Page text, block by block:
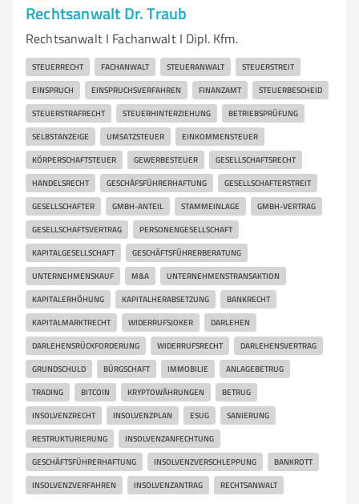
Rechtsanwalt Dr. Traub
Rechtsanwalt I Fachanwalt I Dipl. Kfm.
STEUERRECHT FACHANWALT STEUERANWALT STEUERSTREIT
EINSPRUCH EINSPRUCHSVERFAHREN FINANZAMT STEUERBESCHEID
STEUERSTRAFRECHT STEUERHINTERZIEHUNG BETRIEBSPRÜFUNG
SELBSTANZEIGE UMSATZSTEUER EINKOMMENSTEUER
KÖRPERSCHAFTSTEUER GEWERBESTEUER GESELLSCHAFTSRECHT
HANDELSRECHT GESCHÄFSFÜHRERHAFTUNG GESELLSCHAFTERSTREIT
GESELLSCHAFTER GMBH-ANTEIL STAMMEINLAGE GMBH-VERTRAG
GESELLSCHAFTSVERTRAG PERSONENGESELLSCHAFT
KAPITALGESELLSCHAFT GESCHÄFTSFÜHRERBERATUNG
UNTERNEHMENSKAUF M&A UNTERNEHMENSTRANSAKTION
KAPITALERHÖHUNG KAPITALHERABSETZUNG BANKRECHT
KAPITALMARKTRECHT WIDERRUFSJOKER DARLEHEN
DARLEHENSRÜCKFORDERUNG WIDERRUFSRECHT DARLEHENSVERTRAG
GRUNDSCHULD BÜRGSCHAFT IMMOBILIE ANLAGEBETRUG
TRADING BITCOIN KRYPTOWÄHRUNGEN BETRUG
INSOLVENZRECHT INSOLVENZPLAN ESUG SANIERUNG
RESTRUKTURIERUNG INSOLVENZANFECHTUNG
GESCHÄFTSFÜHRERHAFTUNG INSOLVENZVERSCHLEPPUNG BANKROTT
INSOLVENZVERFAHREN INSOLVENZANTRAG RECHTSANWALT